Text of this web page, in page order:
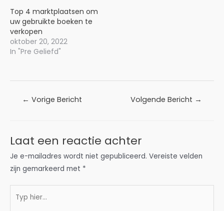
Top 4 marktplaatsen om
uw gebruikte boeken te
verkopen
oktober 20, 2022
In "Pre Geliefd"
Bericht
← Vorige Bericht Volgende Bericht →
Laat een reactie achter
Je e-mailadres wordt niet gepubliceerd. Vereiste velden
zijn gemarkeerd met *
hier...